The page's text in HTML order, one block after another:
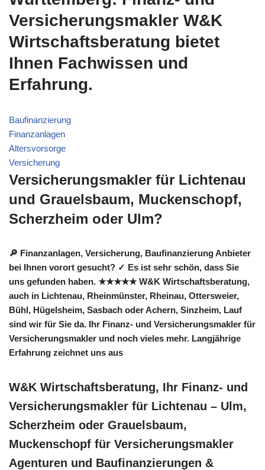
Versicherungsmakler W&K
Wirtschaftsberatung bietet
Ihnen Fachwissen und
Erfahrung.
Baufinanzierung
Finanzanlagen
Altersvorsorge
Versicherung
Versicherungsmakler für Lichtenau
und Grauelsbaum, Muckenschopf,
Scherzheim oder Ulm?
🔎 Finanzanlagen, Versicherung, Baufinanzierung Anbieter
bei Ihnen vorort gesucht? ✓ Es ist sehr schön, dass Sie
uns gefunden haben. ★★★★★ W&K Wirtschaftsberatung,
auch in Lichtenau, Rheinmünster, Rheinau, Ottersweier,
Bühl, Hügelsheim, Sasbach oder Achern, Sinzheim, Lauf
sind wir für Sie da. Ihr Finanz- und Versicherungsmakler für
Versicherungsmakler und noch vieles mehr. Langjährige
Erfahrung zeichnet uns aus
W&K Wirtschaftsberatung, Ihr Finanz- und
Versicherungsmakler für Lichtenau – Ulm,
Scherzheim oder Grauelsbaum,
Muckenschopf für Versicherungsmakler
Agenturen und Baufinanzierungen &